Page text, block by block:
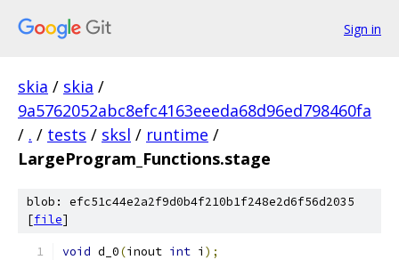
Sign in
skia / skia /
9a5762052abc8efc4163eeeda68d96ed798460fa
/ . / tests / sksl / runtime /
LargeProgram_Functions.stage
blob: efc51c44e2a2f9d0b4f210b1f248e2d6f56d2035
[file]
void d_0(inout int i );